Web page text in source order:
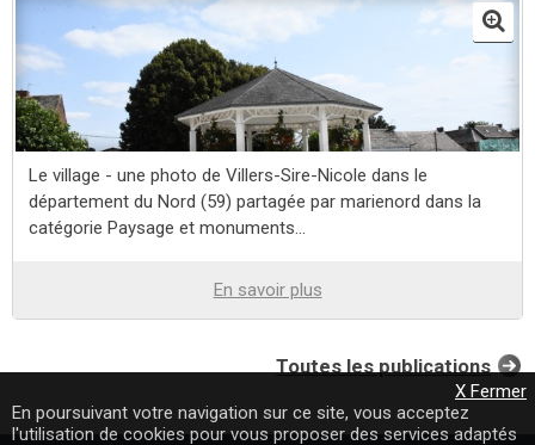
Le village - une photo de Villers-Sire-Nicole dans le
département du Nord (59) partagée par marienord dans la
catégorie Paysage et monuments...
En savoir plus
Toutes les publications
X Fermer
En poursuivant votre navigation sur ce site, vous acceptez
l'utilisation de cookies pour vous proposer des services adaptés